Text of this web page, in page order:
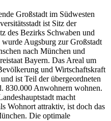
Großstadt im Südwesten
ist Sitz der
des Bezirks Schwaben und
Augsburg zur Großstadt
nach München und
Bayern. Das Areal um
und Wirtschaftskraft
ist Teil der übergeordneten
830.000 Anwohnern wohnen.
macht
Wohnort attraktiv, ist doch das
Die optimale